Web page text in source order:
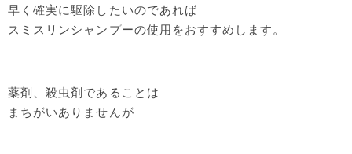
早く確実に駆除したいのであれば
スミスリンシャンプーの使用をおすすめします。
薬剤、殺虫剤であることは
まちがいありませんが